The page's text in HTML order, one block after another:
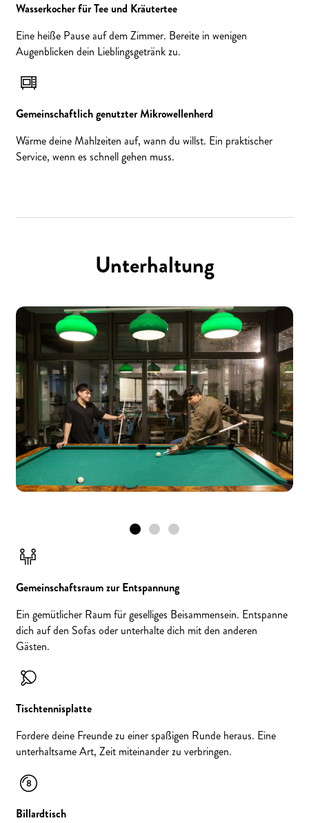
Wasserkocher für Tee und Kräutertee
Eine heiße Pause auf dem Zimmer. Bereite in wenigen
Augenblicken dein Lieblingsgetränk zu.
Gemeinschaftlich genutzter Mikrowellenherd
Wärme deine Mahlzeiten auf, wann du willst. Ein praktischer
Service, wenn es schnell gehen muss.
Unterhaltung
Gemeinschaftsraum zur Entspannung
Ein gemütlicher Raum für geselliges Beisammensein. Entspanne
dich auf den Sofas oder unterhalte dich mit den anderen
Gästen.
Tischtennisplatte
Fordere deine Freunde zu einer spaßigen Runde heraus. Eine
unterhaltsame Art, Zeit miteinander zu verbringen.
Billardtisch